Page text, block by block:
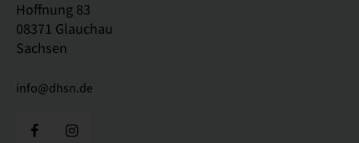
Hoffnung 83
08371 Glauchau
Sachsen
info@dhsn.de